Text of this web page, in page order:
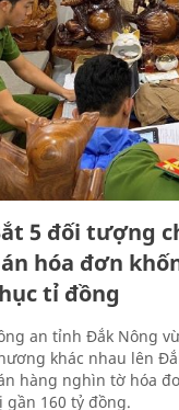
5 đối tượng
hóa đơn
tỉ đồng
an tỉnh Đắk Nông
khác nhau lên
hàng nghìn tờ hóa
gần 160 tỷ đồng.